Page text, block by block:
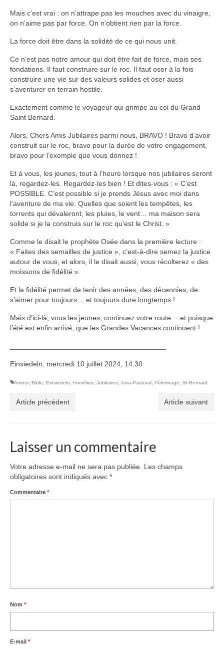
Mais c’est vrai : on n’attrape pas les mouches avec du vinaigre,
on n’aime pas par force. On n’obtient rien par la force.
La force doit être dans la solidité de ce qui nous unit.
Ce n’est pas notre amour qui doit être fait de force, mais ses
fondations. Il faut construire sur le roc. Il faut oser à la fois
construire une vie sur des valeurs solides et oser aussi
s’aventurer en terrain hostile.
Exactement comme le voyageur qui grimpe au col du Grand
Saint Bernard.
Alors, Chers Amis Jubilaires parmi nous, BRAVO ! Bravo d’avoir
construit sur le roc, bravo pour la durée de votre engagement,
bravo pour l’exemple que vous donnez !
Et à vous, les jeunes, tout à l’heure lorsque nos jubilaires seront
là, regardez-les. Regardez-les bien ! Et dites-vous : « C’est
POSSIBLE. C’est possible si je prends Jésus avec moi dans
l’aventure de ma vie. Quelles que soient les tempêtes, les
torrents qui dévaleront, les pluies, le vent… ma maison sera
solide si je la construis sur le roc qu’est le Christ. »
Comme le disait le prophète Osée dans la première lecture :
« Faites des semailles de justice », c’est-à-dire semez la justice
autour de vous, et alors, il le disait aussi, vous récolterez « des
moissons de fidélité ».
Et la fidélité permet de tenir des années, des décennies, de
s’aimer pour toujours… et toujours dure longtemps !
Mais d’ici-là, vous les jeunes, continuez votre route… et puisque
l’été est enfin arrivé, que les Grandes Vacances continuent !
Einsiedeln, mercredi 10 juillet 2024, 14.30
Amour, Bible Einsiedeln homélies Jubilaires Jura-Pastoral Pèlerinage St-Bernard
Article précédent Article suivant
Laisser un commentaire
Votre adresse e-mail ne sera pas publiée.
Les champs
obligatoires sont indiqués avec *
Commentaire *
Nom *
E-mail *